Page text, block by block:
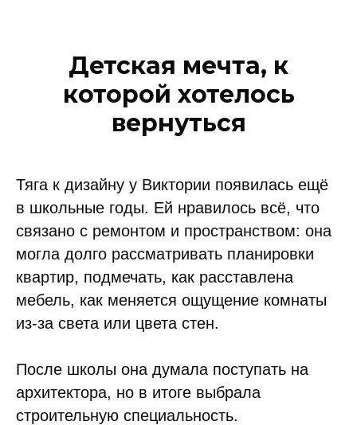
Детская мечта, к
которой хотелось
вернуться
Тяга к дизайну у Виктории появилась ещё
в школьные годы. Ей нравилось всё, что
связано с ремонтом и пространством: она
могла долго рассматривать планировки
квартир, подмечать, как расставлена
мебель, как меняется ощущение комнаты
из-за света или цвета стен.
После школы она думала поступать на
архитектора, но в итоге выбрала
строительную специальность.